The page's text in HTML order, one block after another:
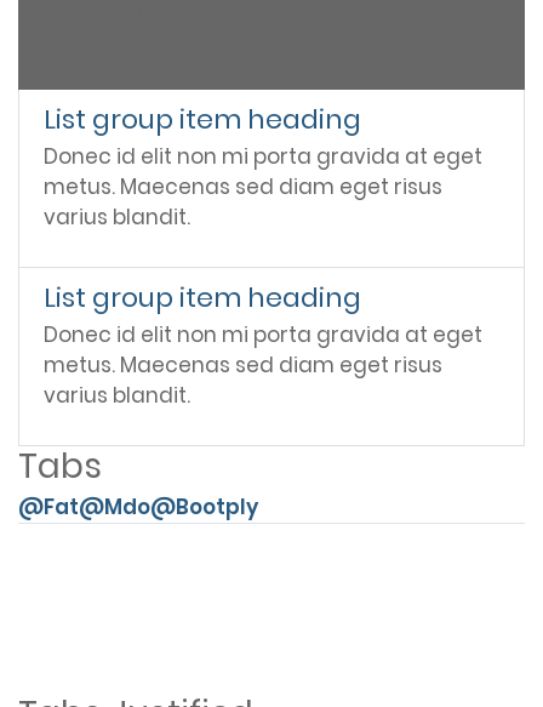
List group item heading
Donec id elit non mi porta gravida at eget
metus. Maecenas sed diam eget risus
varius blandit.
List group item heading
Donec id elit non mi porta gravida at eget
metus. Maecenas sed diam eget risus
varius blandit.
Tabs
@Fat@Mdo@Bootply